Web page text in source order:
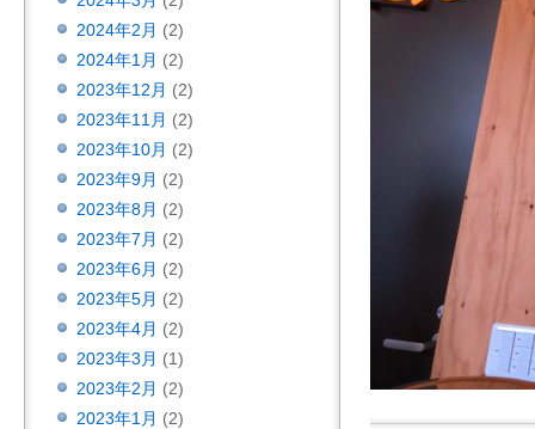
2024年2月 (2)
2024年1月 (2)
2023年12月 (2)
2023年11月 (2)
2023年10月 (2)
2023年9月 (2)
2023年8月 (2)
2023年7月 (2)
2023年6月 (2)
2023年5月 (2)
2023年4月 (2)
2023年3月 (1)
2023年2月 (2)
2023年1月 (2)